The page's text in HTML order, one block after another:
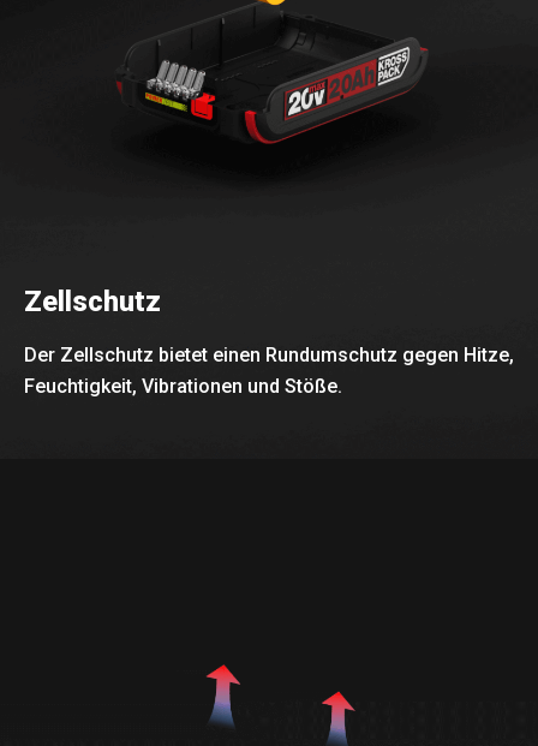
Zellschutz
Der Zellschutz bietet einen Rundumschutz gegen Hitze,
Feuchtigkeit, Vibrationen und Stöße.